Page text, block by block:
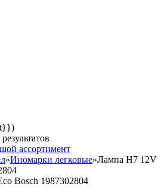
ассортимент
»Иномарки легковые»Лампа H7 12V